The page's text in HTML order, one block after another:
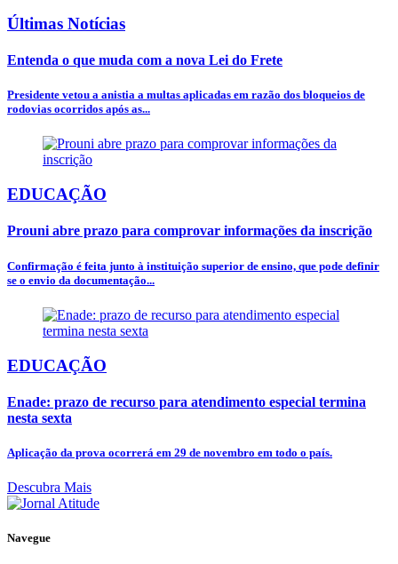
Últimas Notícias
Entenda o que muda com a nova Lei do Frete
Presidente vetou a anistia a multas aplicadas em razão dos bloqueios de
rodovias ocorridos após as...
EDUCAÇÃO
Prouni abre prazo para comprovar informações da inscrição
Confirmação é feita junto à instituição superior de ensino, que pode definir
se o envio da documentação...
EDUCAÇÃO
Enade: prazo de recurso para atendimento especial termina
nesta sexta
Aplicação da prova ocorrerá em 29 de novembro em todo o país.
Descubra Mais
Navegue